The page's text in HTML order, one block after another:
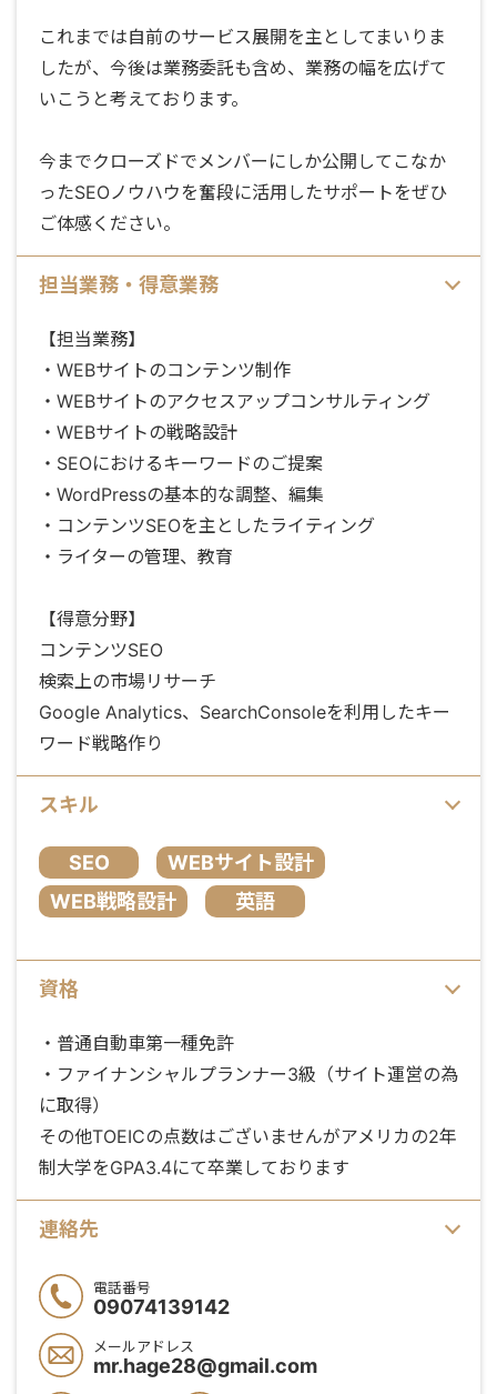
これまでは自前のサービス展開を主としてまいりま
したが、今後は業務委託も含め、業務の幅を広げて
いこうと考えております。
今までクローズドでメンバーにしか公開してこなか
ったSEOノウハウを奮段に活用したサポートをぜひ
ご体感ください。
担当業務・得意業務
【担当業務】
・WEBサイトのコンテンツ制作
・WEBサイトのアクセスアップコンサルティング
・WEBサイトの戦略設計
・SEOにおけるキーワードのご提案
・WordPressの基本的な調整、編集
・コンテンツSEOを主としたライティング
・ライターの管理、教育
【得意分野】
コンテンツSEO
検索上の市場リサーチ
Google Analytics、SearchConsoleを利用したキー
ワード戦略作り
スキル
SEO
WEBサイト設計
WEB戦略設計
英語
資格
・普通自動車第一種免許
・ファイナンシャルプランナー3級（サイト運営の為
に取得）
その他TOEICの点数はございませんがアメリカの2年
制大学をGPA3.4にて卒業しております
連絡先
電話番号
09074139142
メールアドレス
mr.hage28@gmail.com